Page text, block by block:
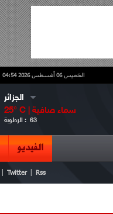
الخميس 06 أغسطس 2026 04:54
الجزائر
25° C | سماء صافية
الرطوبة : 63
الفيديو
Twitter Rss